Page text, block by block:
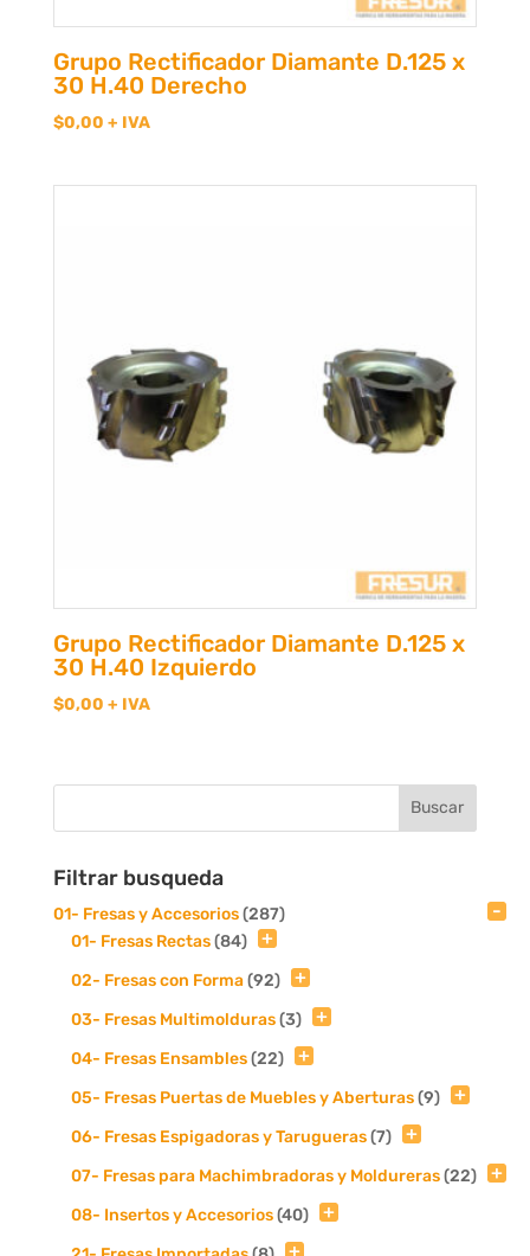
Grupo Rectificador Diamante D.125 x
30 H.40 Derecho
$0,00 + IVA
Grupo Rectificador Diamante D.125 x
30 H.40 Izquierdo
$0,00 + IVA
Filtrar busqueda
01- Fresas y Accesorios(287)
01- Fresas Rectas(84)
02- Fresas con Forma(92)
03- Fresas Multimolduras(3)
04- Fresas Ensambles(22)
05- Fresas Puertas de Muebles y Aberturas(9)
06- Fresas Espigadoras y Tarugueras(7)
07- Fresas para Machimbradoras y Moldureras(22)
08- Insertos y Accesorios(40)